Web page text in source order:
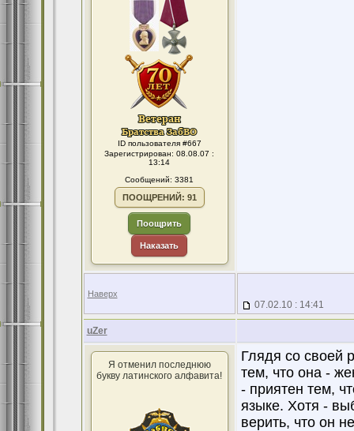
ID пользователя #667
Зарегистрирован: 08.08.07 :
13:14
Сообщений: 3381
ПООЩРЕНИЙ: 91
Поощрить
Наказать
Наверх
07.02.10 : 14:41
uZer
Я отменил последнюю
букву латинского алфавита!
Глядя со своей
тем, что она -
- приятен тем,
языке. Хотя -
верить, что он